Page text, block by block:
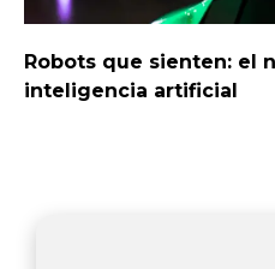
Robots que sienten: el
inteligencia artificial